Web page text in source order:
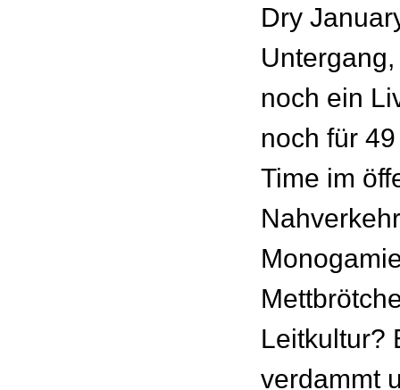
Dry
noch ein
noch für
Time im
Leitkultur?
verdammt